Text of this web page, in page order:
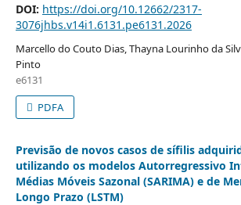
DOI: https://doi.org/10.12662/2317-
3076jhbs.v14i1.6131.pe6131.2026
Marcello do Couto Dias, Thayna Lourinho da
Pinto
e6131
PDFA
Previsão de novos casos de sífilis
utilizando os modelos Autorregressivo
Médias Móveis Sazonal (SARIMA) e de
Longo Prazo (LSTM)